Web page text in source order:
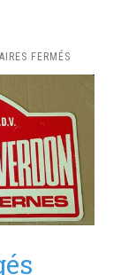
FERMÉSSUR
1987